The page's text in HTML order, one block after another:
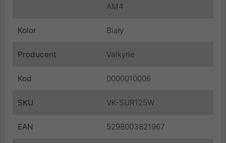
AM4
Kolor Biały
Producent Valkyrie
Kod 0000010006
SKU VK-SUR125W
EAN 5298003821967